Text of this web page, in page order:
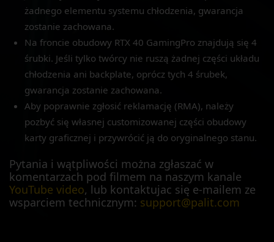
żadnego elementu systemu chłodzenia, gwarancja
zostanie zachowana.
Na froncie obudowy RTX 40 GamingPro znajdują się 4
śrubki. Jeśli tylko twórcy nie ruszą żadnej części układu
chłodzenia ani backplate, oprócz tych 4 śrubek,
gwarancja zostanie zachowana.
Aby poprawnie zgłosić reklamację (RMA), należy
pozbyć się własnej customizowanej części obudowy
karty graficznej i przywrócić ją do oryginalnego stanu.
Pytania i wątpliwości można zgłaszać w
komentarzach pod filmem na naszym kanale
YouTube video, lub kontaktujac się e-mailem ze
wsparciem technicznym: support@palit.com